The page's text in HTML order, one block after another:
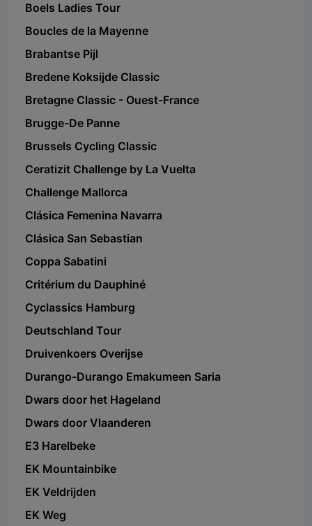
Boels Ladies Tour
Boucles de la Mayenne
Brabantse Pijl
Bredene Koksijde Classic
Bretagne Classic - Ouest-France
Brugge-De Panne
Brussels Cycling Classic
Ceratizit Challenge by La Vuelta
Challenge Mallorca
Clásica Femenina Navarra
Clásica San Sebastian
Coppa Sabatini
Critérium du Dauphiné
Cyclassics Hamburg
Deutschland Tour
Druivenkoers Overijse
Durango-Durango Emakumeen Saria
Dwars door het Hageland
Dwars door Vlaanderen
E3 Harelbeke
EK Mountainbike
EK Veldrijden
EK Weg